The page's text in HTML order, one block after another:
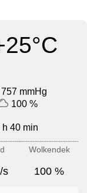
757 mmHg
100 %
h 40 min
Wolkendek
s 100 %